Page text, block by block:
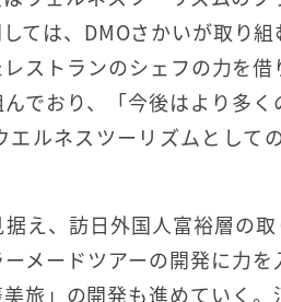
ては、DMOさかいが取り
ストランのシェフの力を
でおり、「今後はより多
ルネスツーリズムとして
え、訪日外国人富裕層の
メードツアーの開発に力
旅」の開発も進めていく